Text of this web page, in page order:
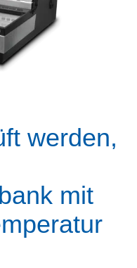
werden,
mit